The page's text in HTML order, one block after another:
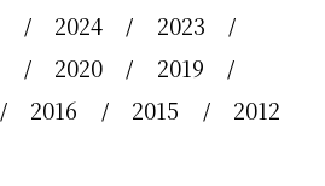
2024
2023
2020
2019
2016 2015 2012